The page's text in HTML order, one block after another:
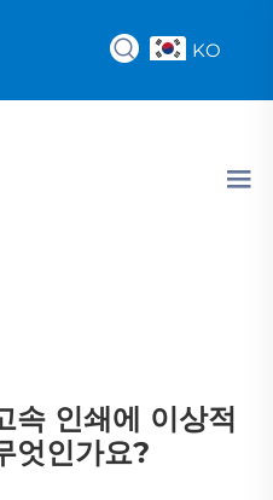
KO
속 인쇄에 이상적
엇인가요?